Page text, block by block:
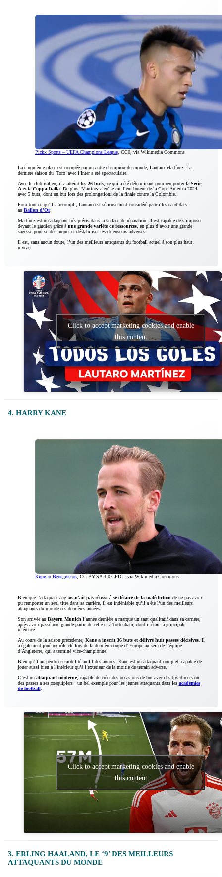
Pickx Sports – UEFA Champions League, CC0, via Wikimedia Commons
La cinquième place est occupée par un autre champion du monde, Lautaro Martínez. La
dernière saison du ‘Toro’ avec l’Inter a été spectaculaire.
Avec le club italien, il a atteint les 26 buts, ce qui a été déterminant pour remporter laSerie
Aet laCoppa Italia. De plus, Martínez a été le meilleur buteur de la Copa América 2024
avec 5 buts, dont un but lors des prolongations de la finale contre la Colombie.
Pour tout ce qu’il a accompli, Lautaro est sérieusement considéré parmi les candidats
au Ballon d’Or.
Martínez est un attaquant très précis dans la surface de réparation. Il est capable de s’imposer
devant le gardien grâce àune grande variété de ressources, en plus d’avoir une grande
sagesse pour se démarquer et déstabiliser les défenseurs adverses.
Il est, sans aucun doute, l’un des meilleurs attaquants du football actuel à son plus haut
niveau.
Click to accept marketing cookies and enable
this content
4. HARRY KANE
Кирилл Венедиктов, CC BY-SA 3.0 GFDL, via Wikimedia Commons
Bien que l’attaquant anglais n’ait pas réussi à se défaire de la malédiction de ne pas avoir
pu remporter un seul titre dans sa carrière, il est indéniable qu’il a été l’un des meilleurs
attaquants du monde ces dernières années.
Son arrivée au Bayern Munich l’année dernière a marqué un saut qualitatif dans sa carrière,
après avoir passé une grande partie de celle-ci à Tottenham, dont il était la principale
référence.
Au cours de la saison précédente, Kane a inscrit 36 buts et délivré huit passes décisives. Il
a également joué un rôle clé lors de la dernière coupe d’ Europe au sein de l’équipe
d’Angleterre, qui a terminé vice-championne.
Bien qu’il ait perdu en mobilité au fil des années, Kane est un attaquant complet, capable de
jouer aussi bien à l’intérieur qu’à l’extérieur de la moitié de terrain adverse.
C’est un attaquant moderne, capable de créer des occasions de but avec des tirs directs ou
des passes à ses coéquipiers : un bel exemple pour les jeunes attaquants dans les académies
de football.
Click to accept marketing cookies and enable
this content
3. ERLING HAALAND, LE ‘9’ DES MEILLEURS
ATTAQUANTS DU MONDE